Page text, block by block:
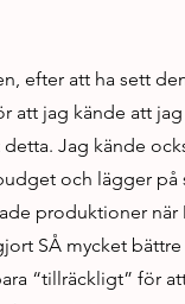
efter att ha sett
att jag kände att
Jag kände
och lägger på
produktioner när
SÅ mycket
“tillräckligt” för